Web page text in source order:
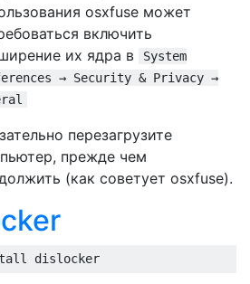
osxfuse может
включить
их ядра в
System
→ Security & Privacy →
перезагрузите
прежде чем
(как советует osxfuse).